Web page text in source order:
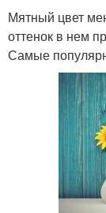
Мятный цвет
оттенок в нем
Самые